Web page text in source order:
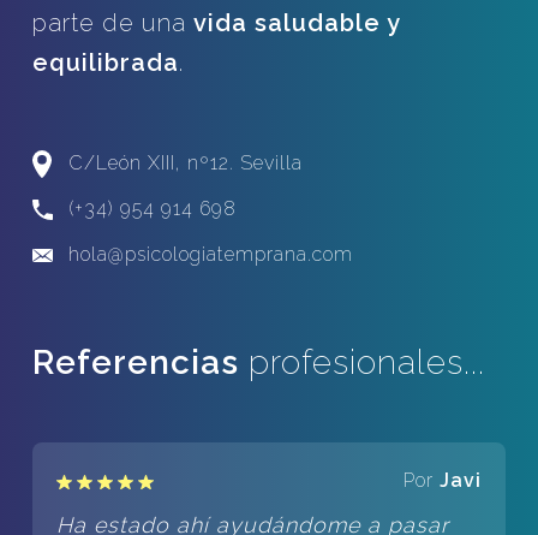
parte de una vida saludable y
equilibrada.
C/León XIII, nº12. Sevilla
(+34) 954 914 698
hola@psicologiatemprana.com
Referencias profesionales...
Por Javi
Ha estado ahí ayudándome a pasar